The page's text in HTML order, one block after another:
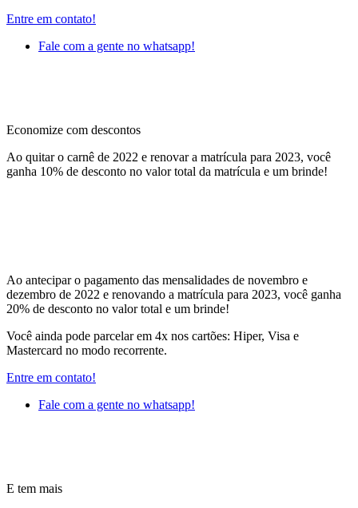
Entre em contato!
Fale com a gente no whatsapp!
Economize com descontos
Ao quitar o carnê de 2022 e renovar a matrícula para 2023, você
ganha 10% de desconto no valor total da matrícula e um brinde!
Ao antecipar o pagamento das mensalidades de novembro e
dezembro de 2022 e renovando a matrícula para 2023, você ganha
20% de desconto no valor total e um brinde!
Você ainda pode parcelar em 4x nos cartões: Hiper, Visa e
Mastercard no modo recorrente.
Entre em contato!
Fale com a gente no whatsapp!
E tem mais